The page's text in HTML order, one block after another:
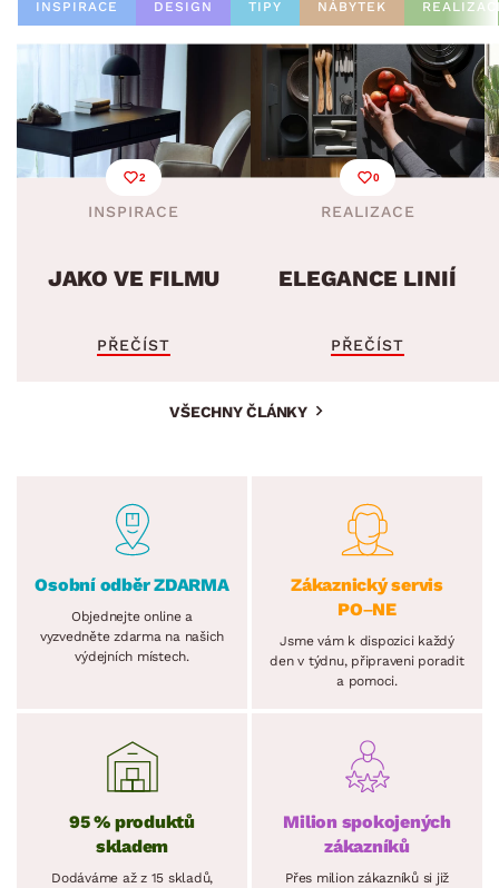
INSPIRACE DESIGN TIPY NÁBYTEK
2
INSPIRACE
JAKO VE FILMU
PŘEČÍST
0
REALIZACE
ELEGANCE LINIÍ
PŘEČÍST
VŠECHNY ČLÁNKY
Osobní odběr ZDARMA
Objednejte online a
vyzvedněte zdarma na našich
výdejních místech.
Zákaznický servis
PO–NE
Jsme vám k dispozici každý
den v týdnu, připraveni poradit
a pomoci.
95 % produktů
skladem
Dodáváme až z 15 skladů,
Milion spokojených
zákazníků
Přes milion zákazníků si již